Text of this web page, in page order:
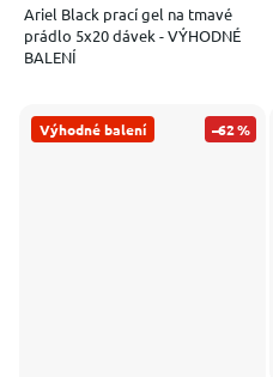
Ariel Black prací gel na tmavé
prádlo 5x20 dávek - VÝHODNÉ
BALENÍ
Výhodné balení –62 %